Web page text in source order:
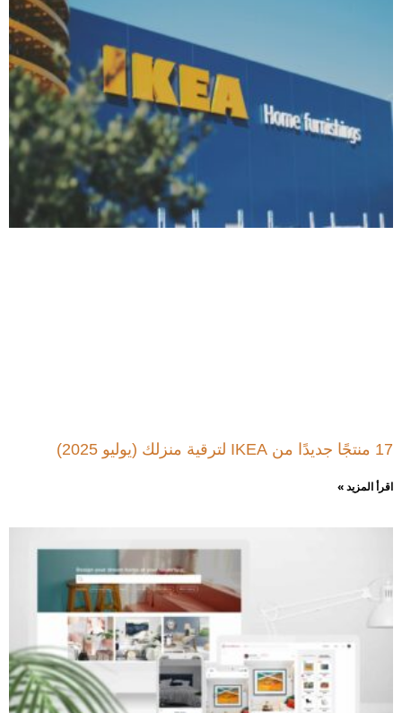
17 منتجًا جديدًا من IKEA لترقية منزلك (يوليو 2025)
اقرأ المزيد »